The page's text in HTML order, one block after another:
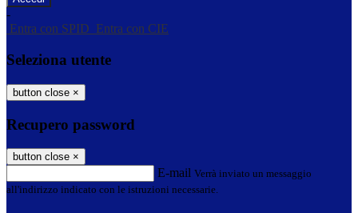
-
Entra con SPID Entra con CIE
Seleziona utente
button close ×
Recupero password
button close ×
E-mail Verrà inviato un messaggio
all'indirizzo indicato con le istruzioni necessarie.